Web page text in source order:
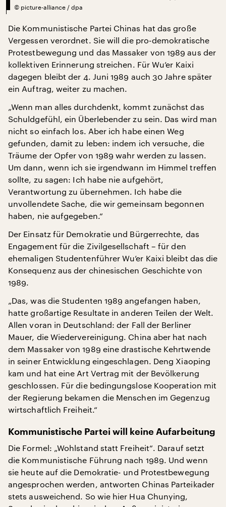
© picture-alliance / dpa
Die Kommunistische Partei Chinas hat das große
Vergessen verordnet. Sie will die pro-demokratische
Protestbewegung und das Massaker von 1989 aus der
kollektiven Erinnerung streichen. Für Wu’er Kaixi
dagegen bleibt der 4. Juni 1989 auch 30 Jahre später
ein Auftrag, weiter zu machen.
„Wenn man alles durchdenkt, kommt zunächst das
Schuldgefühl, ein Überlebender zu sein. Das wird man
nicht so einfach los. Aber ich habe einen Weg
gefunden, damit zu leben: indem ich versuche, die
Träume der Opfer von 1989 wahr werden zu lassen.
Um dann, wenn ich sie irgendwann im Himmel treffen
sollte, zu sagen: Ich habe nie aufgehört,
Verantwortung zu übernehmen. Ich habe die
unvollendete Sache, die wir gemeinsam begonnen
haben, nie aufgegeben.“
Der Einsatz für Demokratie und Bürgerrechte, das
Engagement für die Zivilgesellschaft – für den
ehemaligen Studentenführer Wu’er Kaixi bleibt das die
Konsequenz aus der chinesischen Geschichte von
1989.
„Das, was die Studenten 1989 angefangen haben,
hatte großartige Resultate in anderen Teilen der Welt.
Allen voran in Deutschland: der Fall der Berliner
Mauer, die Wiedervereinigung. China aber hat nach
dem Massaker von 1989 eine drastische Kehrtwende
in seiner Entwicklung eingeschlagen. Deng Xiaoping
kam und hat eine Art Vertrag mit der Bevölkerung
geschlossen. Für die bedingungslose Kooperation mit
der Regierung bekamen die Menschen im Gegenzug
wirtschaftlich Freiheit.“
Kommunistische Partei will keine Aufarbeitung
Die Formel: „Wohlstand statt Freiheit“. Darauf setzt
die Kommunistische Führung nach 1989. Und wenn
sie heute auf die Demokratie- und Protestbewegung
angesprochen werden, antworten Chinas Parteikader
stets ausweichend. So wie hier Hua Chunying,